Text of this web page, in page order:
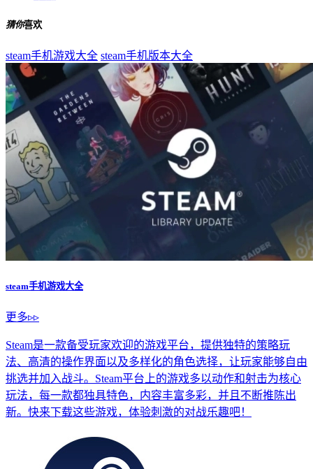
猜你喜欢
steam手机游戏大全 steam手机版本大全
steam手机游戏大全
更多▹▹
Steam是一款备受玩家欢迎的游戏平台，提供独特的策略玩
法、高清的操作界面以及多样化的角色选择，让玩家能够自由
挑选并加入战斗。Steam平台上的游戏多以动作和射击为核心
玩法，每一款都独具特色，内容丰富多彩，并且不断推陈出
新。快来下载这些游戏，体验刺激的对战乐趣吧！